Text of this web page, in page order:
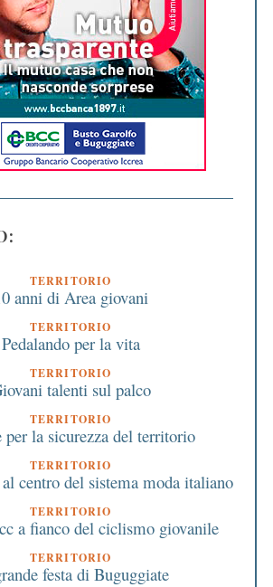
TERRITORIO
anni di Area giovani
TERRITORIO
Pedalando per la vita
TERRITORIO
talenti sul palco
TERRITORIO
per la sicurezza del territorio
TERRITORIO
centro del sistema moda italiano
TERRITORIO
a fianco del ciclismo giovanile
TERRITORIO
festa di Buguggiate